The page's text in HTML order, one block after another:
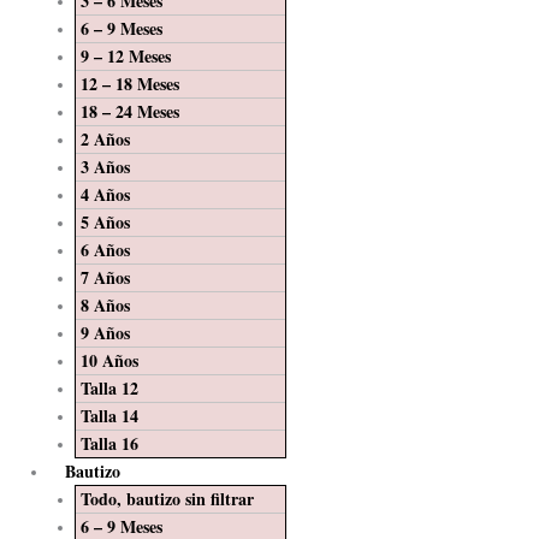
6 – 9 Meses
9 – 12 Meses
12 – 18 Meses
18 – 24 Meses
2 Años
3 Años
4 Años
5 Años
6 Años
7 Años
8 Años
9 Años
10 Años
Talla 12
Talla 14
Talla 16
Bautizo
Todo, bautizo sin filtrar
6 – 9 Meses